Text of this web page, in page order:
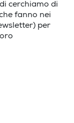
cerchiamo di
fanno nei
per